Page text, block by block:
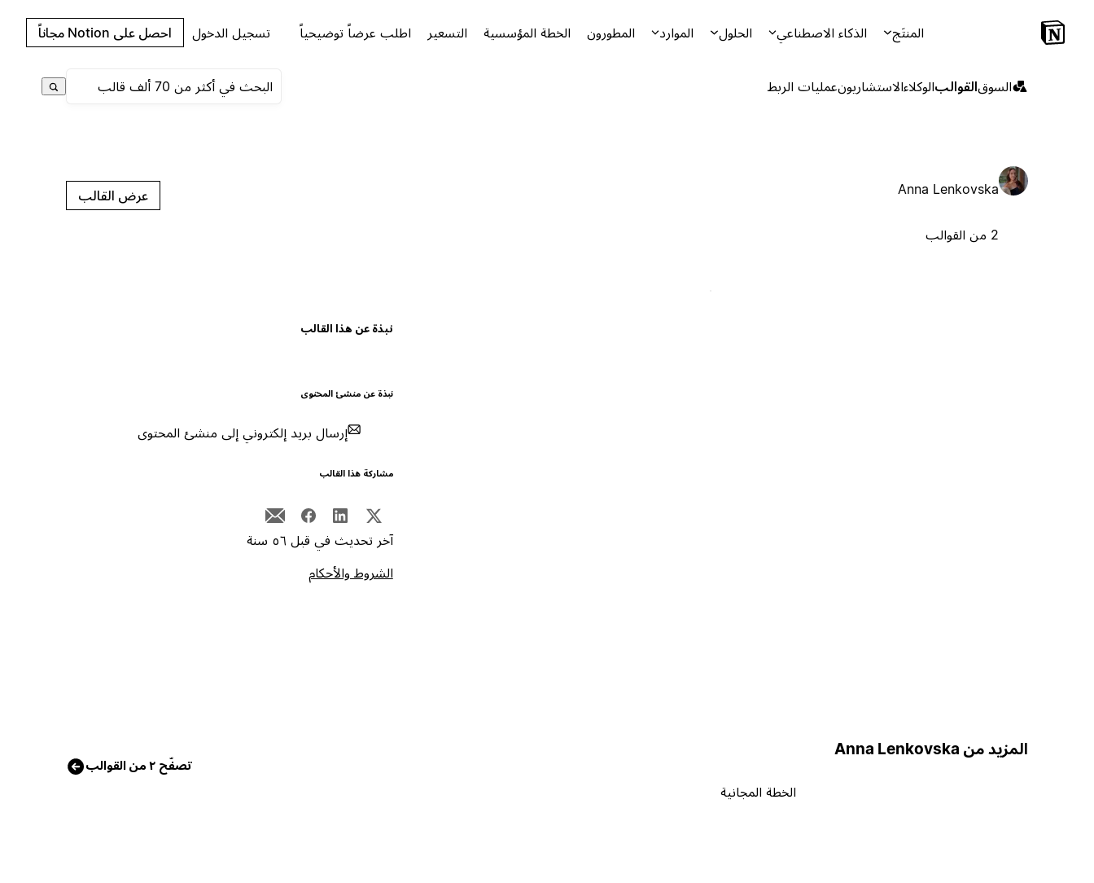
المنتَج الذكاء الاصطناعي الحلول الموارد المطورون الخطة المؤسسية التسعير اطلب عرضاً توضيحياً تسجيل الدخول احصل على Notion مجاناً
السوقالقوالبالوكلاءالاستشاريونعمليات الربط
Anna Lenkovska
2 من القوالب
عرض القالب
نبذة عن هذا القالب
نبذة عن منشئ المحتوى
إرسال بريد إلكتروني إلى منشئ المحتوى
مشاركة هذا القالب
آخر تحديث في قبل ٥٦ سنة
الشروط والأحكام
المزيد من Anna Lenkovska
تصفّح ٢ من القوالب
الخطة المجانية